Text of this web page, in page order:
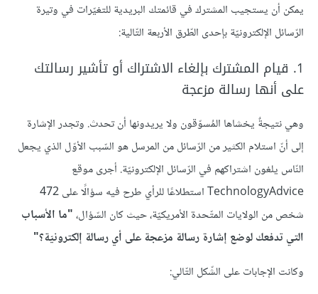
يمكن أن يستجيب المشترك في قائمتك البريدية للتغيّرات في وتيرة
الرّسائل الإلكترونيّة بإحدى الطّرق الأربعة التّالية:
1. قيام المشترك بإلغاء الاشتراك أو تأشير رسالتك
على أنها رسالة مزعجة
وهي نتيجةٌ يخشاها المُسوّقون ولا يريدونها أن تحدث. وتجدر الإشارة
إلى أنّ استلام الكثير من الرّسائل من المرسل هو السّبب الأوّل الذي يجعل
النّاس يلغون اشتراكهم في الرّسائل الإلكترونيّة. أجرى موقع
TechnologyAdvice استطلاعًا للرأي طرح فيه سؤالًا على 472
شخص من الولايات المتّحدة الأمريكيّة، حيث كان السّؤال،"ما الأسباب
التي تدفعك لوضع إشارة رسالة مزعجة على أي رسالة إلكترونيّة؟"
وكانت الإجابات على الشّكل التّالي: